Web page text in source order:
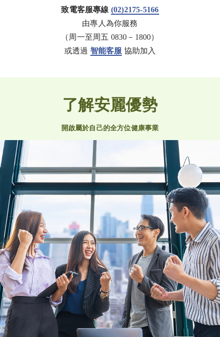
致電客服專線 (02)2175-5166
由專人為你服務
（周一至周五 0830－1800）
或透過 智能客服 協助加入
了解安麗優勢
開啟屬於自己的全方位健康事業